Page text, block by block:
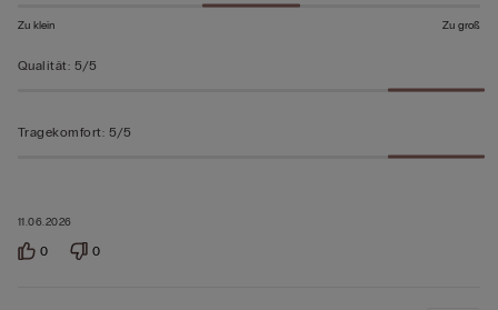
11.06.2026
Zu klein Zu groß
Qualität: 5/5
Tragekomfort: 5/5
0 0